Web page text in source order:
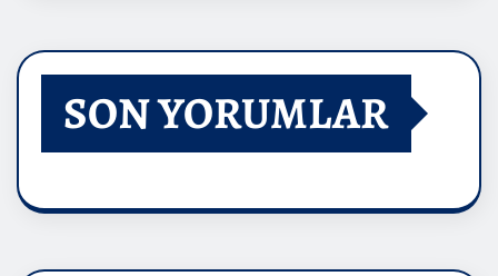
SON YORUMLAR